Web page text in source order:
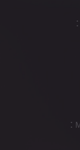
:
: